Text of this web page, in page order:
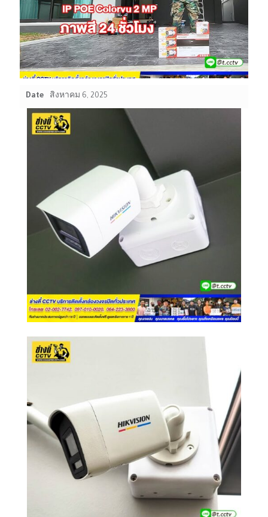
Date สิงหาคม 6, 2025